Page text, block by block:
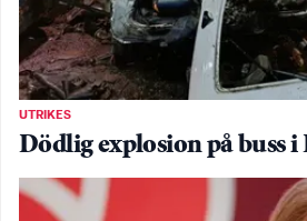
UTRIKES
Dödlig explosion på buss i